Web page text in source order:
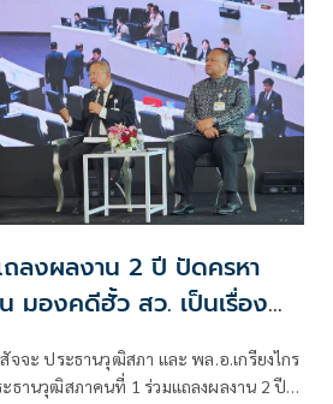
ลงผลงาน 2 ปี ปัดครหา
มองคดีฮั้ว สว. เป็นเรื่อง
จจะ ประธานวุฒิสภา และ พล.อ.เกรียงไกร
ธานวุฒิสภาคนที่ 1 ร่วมแถลงผลงาน 2 ปี